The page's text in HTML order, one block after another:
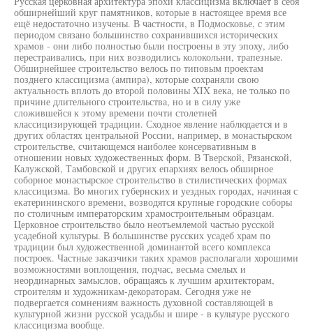
обширнейший круг памятников, которые в настоящее время все
ещё недостаточно изучены. В частности, в Подмосковье, с этим
периодом связано большинство сохранившихся исторических
храмов - они либо полностью были построены в эту эпоху, либо
перестраивались, при них возводились колокольни, трапезные.
Обширнейшее строительство велось по типовым проектам
позднего классицизма (ампира), которые сохраняли свою
актуальность вплоть до второй половины XIX века, не только по
причине длительного строительства, но и в силу уже
сложившейся к этому времени почти столетней
классицизирующей традиции. Сходное явление наблюдается и в
других областях центральной России, например, в монастырском
строительстве, считающемся наиболее консервативным в
отношении новых художественных форм. В Тверской, Рязанской,
Калужской, Тамбовской и других епархиях велось обширное
соборное монастырское строительство в стилистических формах
классицизма. Во многих губернских и уездных городах, начиная с
екатерининского времени, возводятся крупные городские соборы
по столичным императорским храмостроительным образцам.
Церковное строительство было неотъемлемой частью русской
усадебной культуры. В большинстве русских усадеб храм по
традиции был художественной доминантой всего комплекса
построек. Частные заказчики таких храмов располагали хорошими
возможностями воплощения, подчас, весьма смелых и
неординарных замыслов, обращаясь к лучшим архитекторам,
строителям и художникам-декораторам. Сегодня уже не
подвергается сомнениям важность духовной составляющей в
культурной жизни русской усадьбы и шире - в культуре русского
классицизма вообще.